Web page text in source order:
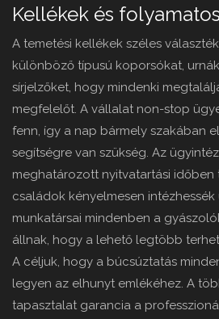
Kellékek és
A temetési kellékek széles
különböző típusú koporsókat,
sírjelzőket, hogy mindenki
megfelelőt. A vállalat non-stop
fenn, így a nap bármely szakában
segítségre van szükség. Az
meghatározott nyitvatartási időben
családok kényelmesen
munkatársai mindenben a
állnak, hogy a lehető legtöbb
A céljuk, hogy a búcsúztatás
legyen az elhunyt emlékéhez. A
tapasztalat garancia a